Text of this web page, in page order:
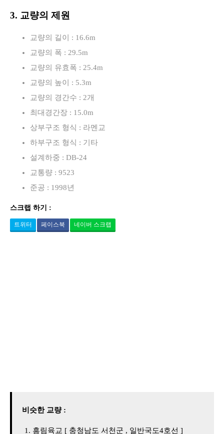
3. 교량의 제원
교량의 길이 : 16.6m
교량의 폭 : 29.5m
교량의 유효폭 : 25.4m
교량의 높이 : 5.3m
교량의 경간수 : 2개
최대경간장 : 15.0m
상부구조 형식 : 라멘교
하부구조 형식 : 기타
설계하중 : DB-24
교통량 : 9523
준공 : 1998년
스크랩 하기 :
트위터 페이스북 네이버 스크랩
비슷한 교량 :
흥림육교 [ 충청남도 서천군 , 일반국도4호선 ]